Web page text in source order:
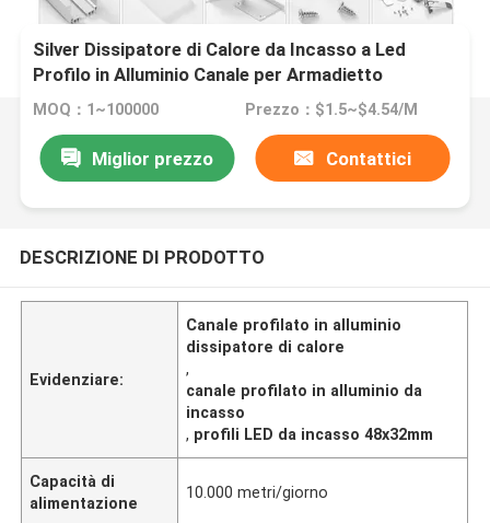
Silver Dissipatore di Calore da Incasso a Led
Profilo in Alluminio Canale per Armadietto
Luminoso
MOQ：1~100000 Prezzo：$1.5~$4.54/M
Miglior prezzo Contattici
DESCRIZIONE DI PRODOTTO
Evidenziare:
Canale profilato in alluminio
dissipatore di calore
,
canale profilato in alluminio da
incasso
, profili LED da incasso 48x32mm
Capacità di
alimentazione
10.000 metri/giorno